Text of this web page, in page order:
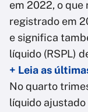
em 2022, o que
registrado em
e significa
líquido (RSPL)
+ Leia as
No quarto
líquido